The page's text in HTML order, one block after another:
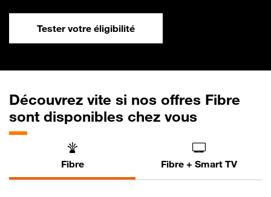
Tester votre éligibilité
Découvrez vite si nos offres Fibre
sont disponibles chez vous
Fibre Fibre + Smart TV